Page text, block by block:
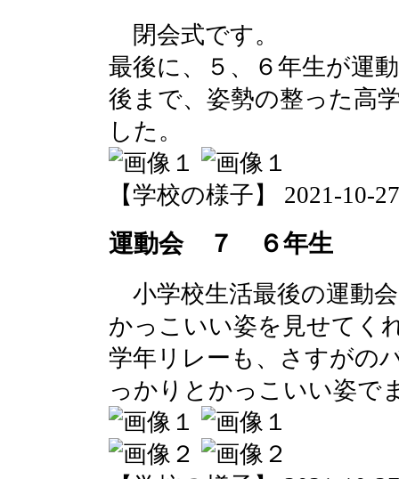
閉会式です。
最後に、５、６年生が運
後まで、姿勢の整った高
した。
【学校の様子】 2021-10-
運動会 ７ ６年生
小学校生活最後の運動
かっこいい姿を見せてく
学年リレーも、さすがの
っかりとかっこいい姿で